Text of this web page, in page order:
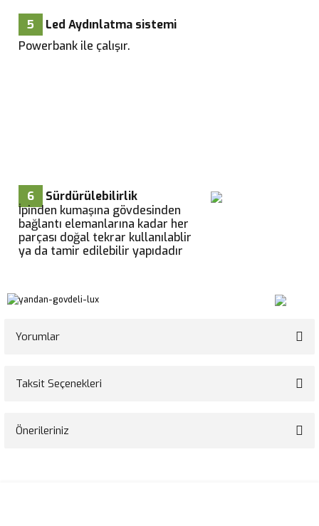
5
Led Aydınlatma sistemi
Powerbank ile çalışır.
6
Sürdürülebilirlik
İpinden kumaşına gövdesinden
bağlantı elemanlarına kadar her
parçası doğal tekrar kullanılablir
ya da tamir edilebilir yapıdadır
Yorumlar
Taksit Seçenekleri
Önerileriniz